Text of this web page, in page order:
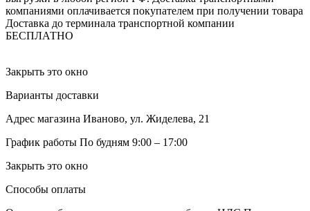
компаниями оплачивается покупателем при получении товара
Доставка до терминала транспортной компании
БЕСПЛАТНО
Закрыть это окно
Варианты доставки
Адрес магазина Иваново, ул. Жиделева, 21
График работы По будням 9:00 – 17:00
Закрыть это окно
Способы оплаты